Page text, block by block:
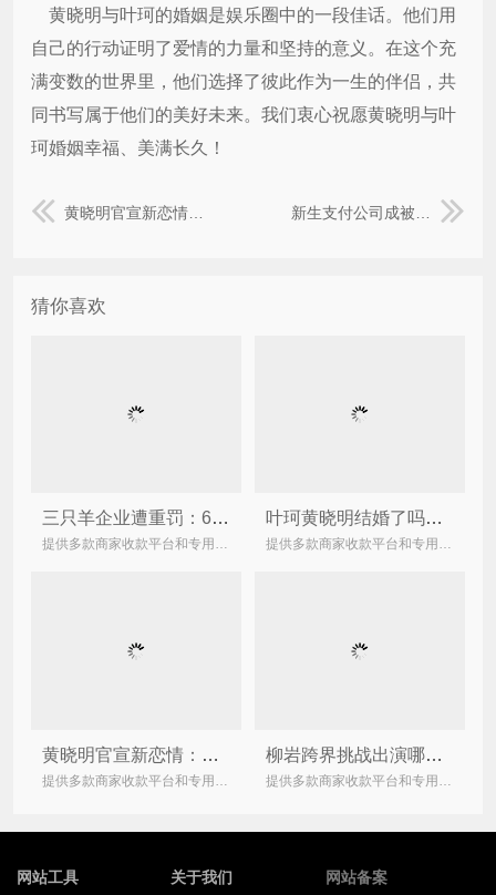
黄晓明与叶珂的婚姻是娱乐圈中的一段佳话。他们用
自己的行动证明了爱情的力量和坚持的意义。在这个充
满变数的世界里，他们选择了彼此作为一生的伴侣，共
同书写属于他们的美好未来。我们衷心祝愿黄晓明与叶
珂婚姻幸福、美满长久！
黄晓明官宣新恋情：与叶珂携手步入新篇章 新生支付公司成被执行人，执行标的3000000元!
猜你喜欢
三只羊企业遭重罚：6894.91万被没收，暂停营业进行全面整改！
提供多款商家收款平台和专用的商家收款设备，助力商户日常经营收款！
叶珂黄晓明结婚了吗？带你了解叶柯是谁？
提供多款商家收款平台和专用的商家收款设备，助力商户日常经营收款！
黄晓明官宣新恋情：与叶珂携手步入新篇章 柳岩跨界挑战出演哪吒，新奇造型惹争议！
网站工具 关于我们
网站备案